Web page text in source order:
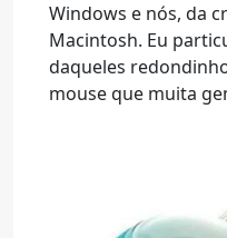
Windows e nós, da
Macintosh. Eu
daqueles
mouse que muita